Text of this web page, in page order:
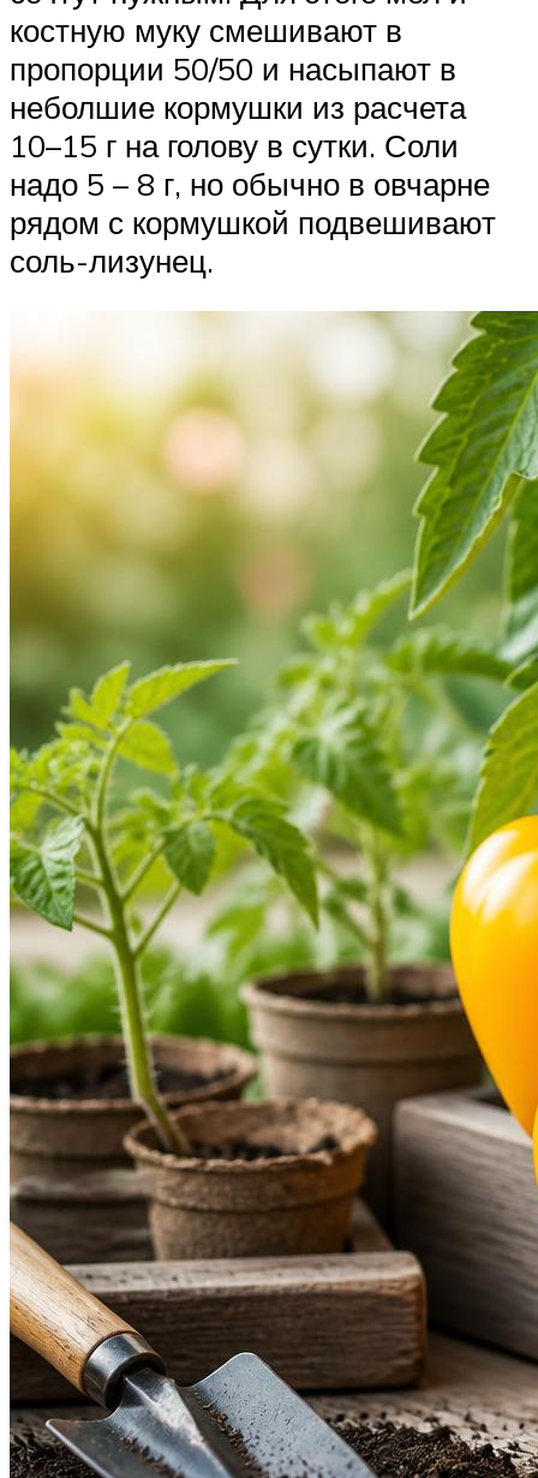
костную муку смешивают в
пропорции 50/50 и насыпают в
неболшие кормушки из расчета
10–15 г на голову в сутки. Соли
надо 5 – 8 г, но обычно в овчарне
рядом с кормушкой подвешивают
соль-лизунец.